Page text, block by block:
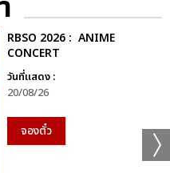
RBSO 2026 : ANIME
CONCERT
วันที่แสดง :
20/08/26
จองตั๋ว